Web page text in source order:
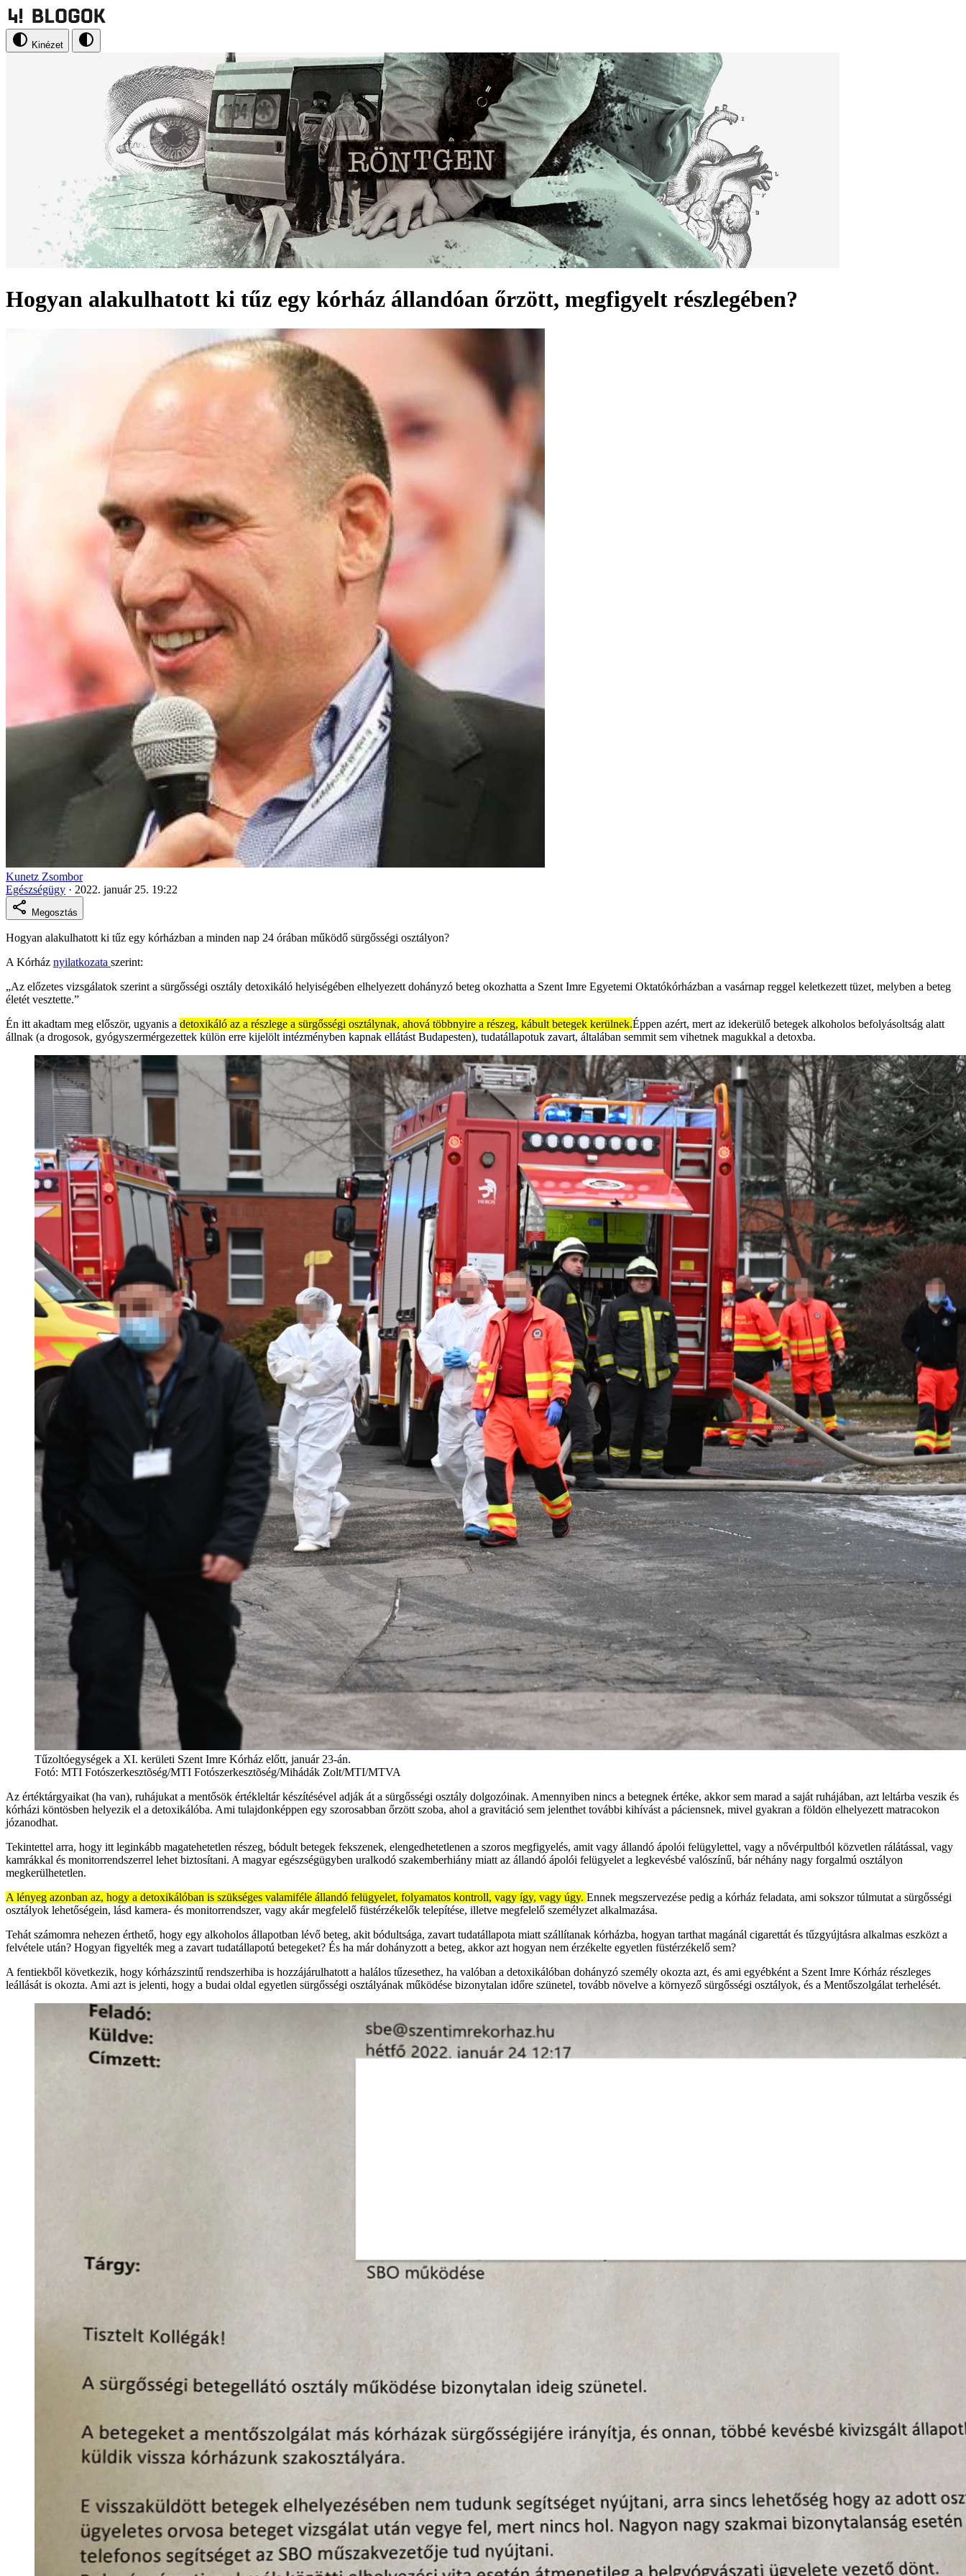
Kinézet
Hogyan alakulhatott ki tűz egy kórház állandóan őrzött, megfigyelt részlegében?
Kunetz Zsombor
Egészségügy · 2022. január 25. 19:22
Megosztás
Hogyan alakulhatott ki tűz egy kórházban a minden nap 24 órában működő sürgősségi osztályon?
A Kórház nyilatkozata szerint:
„Az előzetes vizsgálatok szerint a sürgősségi osztály detoxikáló helyiségében elhelyezett dohányzó beteg okozhatta a Szent Imre Egyetemi Oktatókórházban a vasárnap reggel keletkezett tüzet, melyben a beteg
életét vesztette.”
Én itt akadtam meg először, ugyanis a detoxikáló az a részlege a sürgősségi osztálynak, ahová többnyire a részeg, kábult betegek kerülnek.Éppen azért, mert az idekerülő betegek alkoholos befolyásoltság alatt
állnak (a drogosok, gyógyszermérgezettek külön erre kijelölt intézményben kapnak ellátást Budapesten), tudatállapotuk zavart, általában semmit sem vihetnek magukkal a detoxba.
Tűzoltóegységek a XI. kerületi Szent Imre Kórház előtt, január 23-án.
Fotó: MTI Fotószerkesztõség/MTI Fotószerkesztõség/Mihádák Zolt/MTI/MTVA
Az értéktárgyaikat (ha van), ruhájukat a mentősök értékleltár készítésével adják át a sürgősségi osztály dolgozóinak. Amennyiben nincs a betegnek értéke, akkor sem marad a saját ruhájában, azt leltárba veszik és
kórházi köntösben helyezik el a detoxikálóba. Ami tulajdonképpen egy szorosabban őrzött szoba, ahol a gravitáció sem jelenthet további kihívást a páciensnek, mivel gyakran a földön elhelyezett matracokon
józanodhat.
Tekintettel arra, hogy itt leginkább magatehetetlen részeg, bódult betegek fekszenek, elengedhetetlenen a szoros megfigyelés, amit vagy állandó ápolói felügylettel, vagy a nővérpultból közvetlen rálátással, vagy
kamrákkal és monitorrendszerrel lehet biztosítani. A magyar egészségügyben uralkodó szakemberhiány miatt az állandó ápolói felügyelet a legkevésbé valószínű, bár néhány nagy forgalmú osztályon
megkerülhetetlen.
A lényeg azonban az, hogy a detoxikálóban is szükséges valamiféle állandó felügyelet, folyamatos kontroll, vagy így, vagy úgy. Ennek megszervezése pedig a kórház feladata, ami sokszor túlmutat a sürgősségi
osztályok lehetőségein, lásd kamera- és monitorrendszer, vagy akár megfelelő füstérzékelők telepítése, illetve megfelelő személyzet alkalmazása.
Tehát számomra nehezen érthető, hogy egy alkoholos állapotban lévő beteg, akit bódultsága, zavart tudatállapota miatt szállítanak kórházba, hogyan tarthat magánál cigarettát és tűzgyújtásra alkalmas eszközt a
felvétele után? Hogyan figyelték meg a zavart tudatállapotú betegeket? És ha már dohányzott a beteg, akkor azt hogyan nem érzékelte egyetlen füstérzékelő sem?
A fentiekből következik, hogy kórházszintű rendszerhiba is hozzájárulhatott a halálos tűzesethez, ha valóban a detoxikálóban dohányzó személy okozta azt, és ami egyébként a Szent Imre Kórház részleges
leállását is okozta. Ami azt is jelenti, hogy a budai oldal egyetlen sürgősségi osztályának működése bizonytalan időre szünetel, tovább növelve a környező sürgősségi osztályok, és a Mentőszolgálat terhelését.